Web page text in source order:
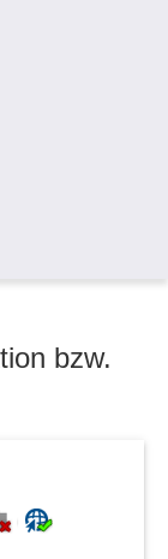
bzw.